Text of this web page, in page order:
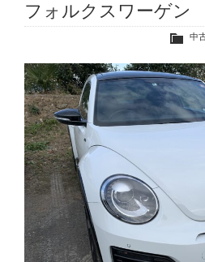
フォルクスワーゲ
中